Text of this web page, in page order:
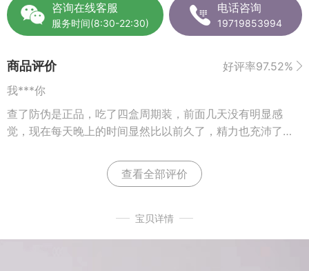
咨询在线客服
服务时间(8:30-22:30)
电话咨询
19719853994
商品评价
好评率97.52%
我***你
查了防伪是正品，吃了四盒周期装，前面几天没有明显感
觉，现在每天晚上的时间显然比以前久了，精力也充沛了很
查看全部评价
宝贝详情